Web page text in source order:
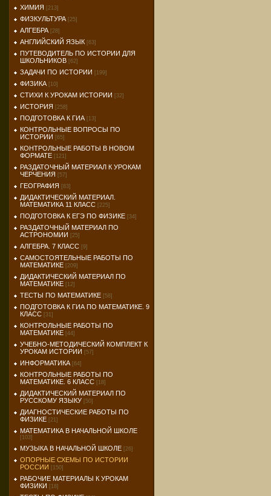
ХИМИЯ [213]
ФИЗКУЛЬТУРА [25]
АЛГЕБРА [28]
АНГЛИЙСКИЙ ЯЗЫК [63]
ПУТЕВОДИТЕЛЬ ПО ИСТОРИИ ДЛЯ
ШКОЛЬНИКОВ [62]
ЗАДАЧИ ПО ИСТОРИИ [199]
ФИЗИКА [10]
СТИХИ К УРОКАМ ИСТОРИИ [32]
ИСТОРИЯ [258]
ПОДГОТОВКА К ГИА [13]
КОНТРОЛЬНЫЕ ВОПРОСЫ ПО
ИСТОРИИ [65]
КОНТРОЛЬНЫЕ РАБОТЫ В НОВОМ
ФОРМАТЕ [121]
РАЗДАТОЧНЫЙ МАТЕРИАЛ К УРОКАМ
ЧЕРЧЕНИЯ [57]
ГЕОГРАФИЯ [83]
ДИДАКТИЧЕСКИЙ МАТЕРИАЛ.
МАТЕМАТИКА 11 КЛАСС [225]
ПОДГОТОВКА К ЕГЭ ПО ФИЗИКЕ [34]
РАЗДАТОЧНЫЙ МАТЕРИАЛ ПО
АСТРОНОМИИ [25]
АЛГЕБРА. 7 КЛАСС [9]
САМОСТОЯТЕЛЬНЫЕ РАБОТЫ ПО
МАТЕМАТИКЕ [209]
ДИДАКТИЧЕСКИЙ МАТЕРИАЛ ПО
МАТЕМАТИКЕ [12]
ТЕСТЫ ПО МАТЕМАТИКЕ [58]
ПОДГОТОВКА К ГИА ПО МАТЕМАТИКЕ. 9
КЛАСС [31]
КОНТРОЛЬНЫЕ РАБОТЫ ПО
МАТЕМАТИКЕ [44]
УЧЕБНО-МЕТОДИЧЕСКИЙ КОМПЛЕКТ К
УРОКАМ ИСТОРИИ [57]
ИНФОРМАТИКА [64]
КОНТРОЛЬНЫЕ РАБОТЫ ПО
МАТЕМАТИКЕ. 6 КЛАСС [18]
ДИДАКТИЧЕСКИЙ МАТЕРИАЛ ПО
РУССКОМУ ЯЗЫКУ [50]
ДИАГНОСТИЧЕСКИЕ РАБОТЫ ПО
ФИЗИКЕ [21]
МАТЕМАТИКА В НАЧАЛЬНОЙ ШКОЛЕ
[103]
МУЗЫКА В НАЧАЛЬНОЙ ШКОЛЕ [26]
ОПОРНЫЕ СХЕМЫ ПО ИСТОРИИ
РОССИИ [150]
РАБОЧИЕ МАТЕРИАЛЫ К УРОКАМ
ФИЗИКИ [18]